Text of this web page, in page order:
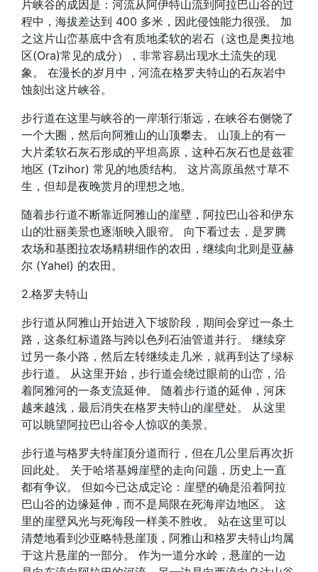
片峡谷的成因是：河流从阿伊特山流到阿拉巴山谷的过
程中，海拔差达到 400 多米，因此侵蚀能力很强。 加
之这片山峦基底中含有质地柔软的岩石（这也是奥拉地
区(Ora)常见的成分），非常容易出现水土流失的现
象。 在漫长的岁月中，河流在格罗夫特山的石灰岩中
蚀刻出这片峡谷。
步行道在这里与峡谷的一岸渐行渐远，在峡谷右侧饶了
一个大圈，然后向阿雅山的山顶攀去。 山顶上的有一
大片柔软石灰石形成的平坦高原，这种石灰石也是兹霍
地区 (Tzihor) 常见的地质结构。 这片高原虽然寸草不
生，但却是夜晚赏月的理想之地。
随着步行道不断靠近阿雅山的崖壁，阿拉巴山谷和伊东
山的壮丽美景也逐渐映入眼帘。 向下看过去，是罗腾
农场和基图拉农场精耕细作的农田，继续向北则是亚赫
尔 (Yahel) 的农田。
2.格罗夫特山
步行道从阿雅山开始进入下坡阶段，期间会穿过一条土
路，这条红标道路与跨以色列石油管道并行。 继续穿
过另一条小路，然后左转继续走几米，就再到达了绿标
步行道。 从这里开始，步行道会绕过眼前的山峦，沿
着阿雅河的一条支流延伸。 随着步行道的延伸，河床
越来越浅，最后消失在格罗夫特山的崖壁处。 从这里
可以眺望阿拉巴山谷令人惊叹的美景。
步行道与格罗夫特崖顶分道而行，但在几公里后再次折
回此处。 关于哈塔基姆崖壁的走向问题，历史上一直
都有争议。 但如今已达成定论：崖壁的确是沿着阿拉
巴山谷的边缘延伸，而不是局限在死海岸边地区。 这
里的崖壁风光与死海段一样美不胜收。 站在这里可以
清楚地看到沙亚略特悬崖顶，阿雅山和格罗夫特山均属
于这片悬崖的一部分。 作为一道分水岭，悬崖的一边